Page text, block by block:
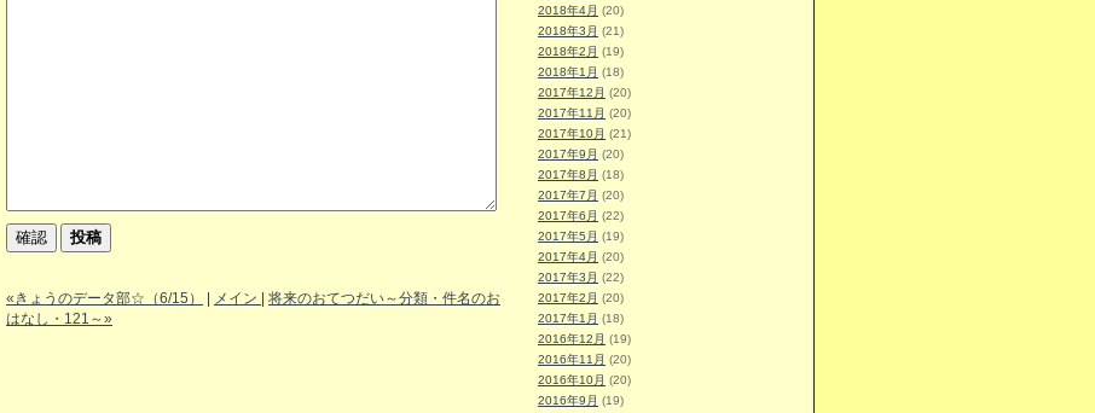
«きょうのデータ部☆（6/15） メイン
将来のおてつだい～分類・件名のお
はなし・121～»
2018年4月 (20)
2018年3月 (21)
2018年2月 (19)
2018年1月 (18)
2017年12月 (20)
2017年11月 (20)
2017年10月 (21)
2017年9月 (20)
2017年8月 (18)
2017年7月 (20)
2017年6月 (22)
2017年5月 (19)
2017年4月 (20)
2017年3月 (22)
2017年2月 (20)
2017年1月 (18)
2016年12月 (19)
2016年11月 (20)
2016年10月 (20)
2016年9月 (19)